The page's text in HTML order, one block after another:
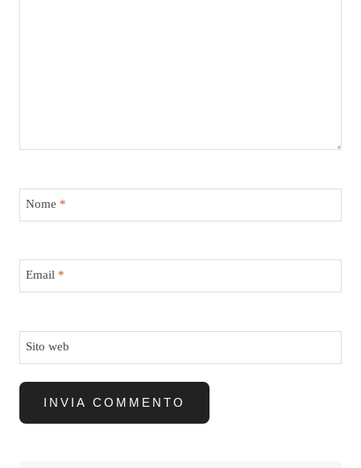
Nome *
Email *
Sito web